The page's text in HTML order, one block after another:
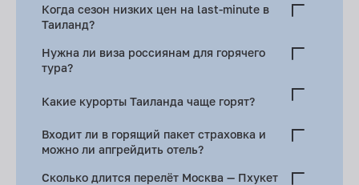
Июнь–июль — 68–80 тыс. рублей. Ноябрь (Лой Кратонг) —
95–110 тыс. рублей.
Когда сезон низких цен на last-minute в
Таиланд?
Май–октябрь — для Андаманского моря, март–апрель —
Паттайя, Самуи — жарко.
Нужна ли виза россиянам для горячего
тура?
До 45 дней — без визы. Паспорт плюс обратный билет.
Какие курорты Таиланда чаще горят?
Паттайя — много чартера, Пхукет — реже, Краби, Самуи.
Входит ли в горящий пакет страховка и
можно ли апгрейдить отель?
Базовая страховка включена. За доплату меняют 2–3* на
Сколько длится перелёт Москва — Пхукет